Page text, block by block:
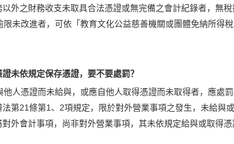
外之財務收支未取具合法憑證或無完備之會計紀錄者，無
未改進者，可依「教育文化公益慈善機關或團體免納所得
未依規定保存憑證，要不要處罰？
人憑證而未給與，或應自他人取得憑證而未取得者，應處
第21條第1、2項規定，限於對外營業事項之發生，未給與或
外會計事項，尚非對外營業事項，其未依規定給與或取得